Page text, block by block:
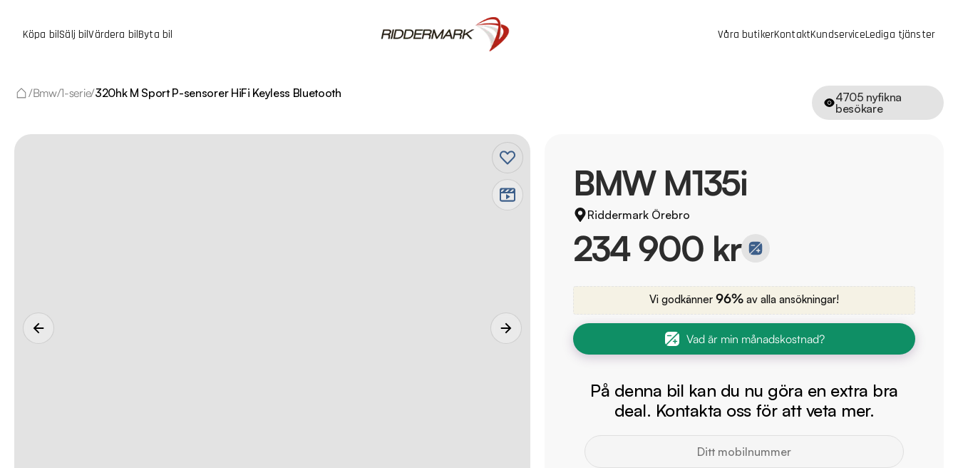
Köpa bilSälj bilVärdera bilByta bil Våra butikerKontaktKundserviceLediga tjänster
/Bmw/1-serie/320hk M Sport P-sensorer HiFi Keyless Bluetooth 4705 nyfikna
besökare
BMW M135i
Riddermark Örebro
234 900 kr
Vi godkänner 96% av alla ansökningar!
Vad är min månadskostnad?
På denna bil kan du nu göra en extra bra
deal. Kontakta oss för att veta mer.